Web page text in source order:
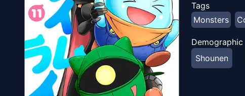
Tags
Monsters
Demographic
Shounen